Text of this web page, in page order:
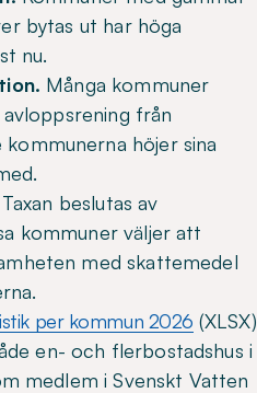
bytas ut har höga
nu.
Många kommuner
från
höjer sina
Taxan beslutas av
kommuner väljer att
med skattemedel
per kommun 2026 (XLSX)
en- och flerbostadshus i
medlem i Svenskt Vatten